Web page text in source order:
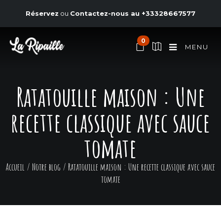
Réservez ou Contactez-nous au +33328667577
0
MENU
Ratatouille maison : Une
recette classique avec sauce
tomate
Accueil / Notre blog / Ratatouille maison : Une recette classique avec sauce
tomate